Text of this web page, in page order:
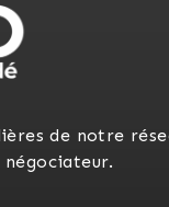
de notre
négociateur.